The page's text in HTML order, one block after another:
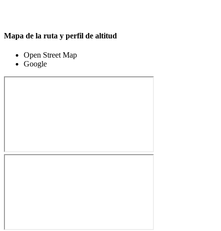
Mapa de la ruta y perfil de altitud
Open Street Map
Google